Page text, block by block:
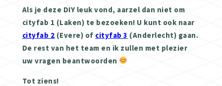
Als je deze DIY leuk vond, aarzel dan niet om
cityfab 1 (Laken) te bezoeken! U kunt ook naar
cityfab 2 (Evere) of cityfab 3 (Anderlecht) gaan.
De rest van het team en ik zullen met plezier
uw vragen beantwoorden
Tot ziens!